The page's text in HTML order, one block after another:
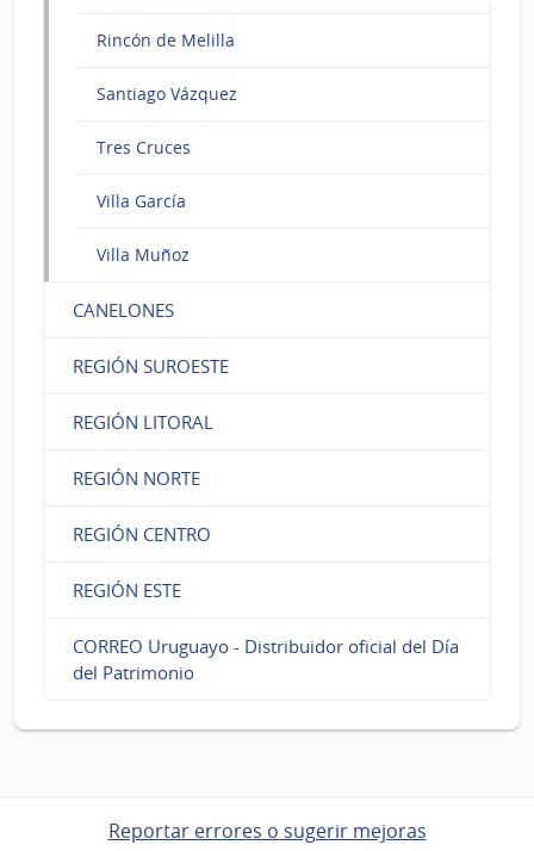
Rincón de Melilla
Santiago Vázquez
Tres Cruces
Villa García
Villa Muñoz
CANELONES
REGIÓN SUROESTE
REGIÓN LITORAL
REGIÓN NORTE
REGIÓN CENTRO
REGIÓN ESTE
CORREO Uruguayo - Distribuidor oficial del Día
del Patrimonio
Reportar errores o sugerir mejoras